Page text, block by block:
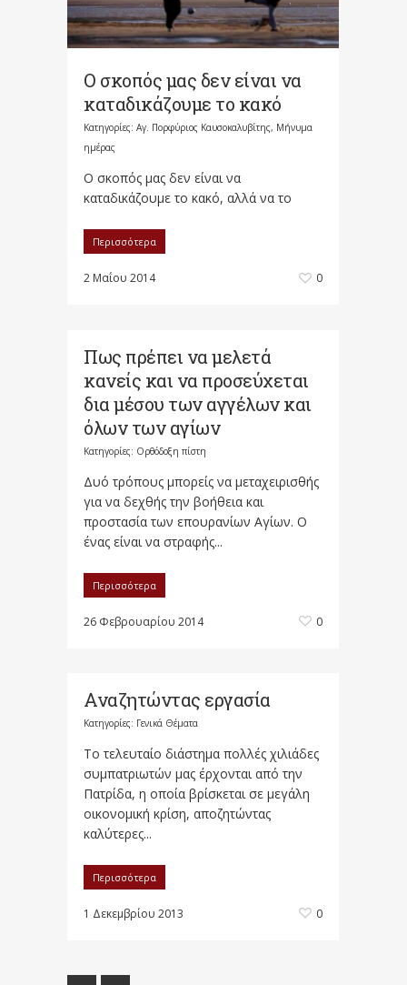
Ο σκοπός μας δεν είναι να
καταδικάζουμε το κακό
Κατηγορίες: Αγ. Πορφύριος Καυσοκαλυβίτης, Μήνυμα
ημέρας
Ο σκοπός μας δεν είναι να
καταδικάζουμε το κακό, αλλά να το
Περισσότερα
2 Μαΐου 2014 0
Πως πρέπει να μελετά
κανείς και να προσεύχεται
δια μέσου των αγγέλων και
όλων των αγίων
Κατηγορίες: Ορθόδοξη πίστη
Δυό τρόπους μπορείς να μεταχειρισθής
για να δεχθής την βοήθεια και
προστασία των επουρανίων Αγίων. Ο
ένας είναι να στραφής...
Περισσότερα
26 Φεβρουαρίου 2014 0
Αναζητώντας εργασία
Κατηγορίες: Γενικά Θέματα
Το τελευταίο διάστημα πολλές χιλιάδες
συμπατριωτών μας έρχονται από την
Πατρίδα, η οποία βρίσκεται σε μεγάλη
οικονομική κρίση, αποζητώντας
καλύτερες...
Περισσότερα
1 Δεκεμβρίου 2013 0